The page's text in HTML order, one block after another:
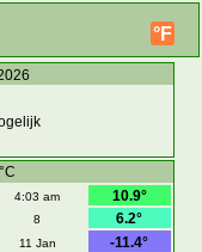
°F
4:03 am
10.9°
8
6.2°
11 Jan
-11.4°